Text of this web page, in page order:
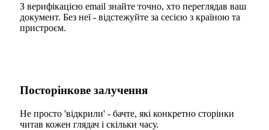
З верифікацією email знайте точно, хто переглядав ваш
документ. Без неї - відстежуйте за сесією з країною та
пристроєм.
Посторінкове залучення
Не просто 'відкрили' - бачте, які конкретно сторінки
читав кожен глядач і скільки часу.